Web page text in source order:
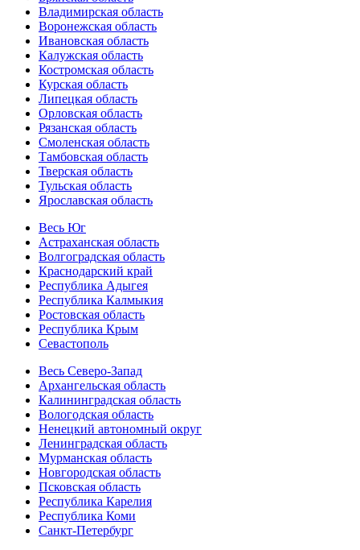
Владимирская область
Воронежская область
Ивановская область
Калужская область
Костромская область
Курская область
Липецкая область
Орловская область
Рязанская область
Смоленская область
Тамбовская область
Тверская область
Тульская область
Ярославская область
Весь Юг
Астраханская область
Волгоградская область
Краснодарский край
Республика Адыгея
Республика Калмыкия
Ростовская область
Республика Крым
Севастополь
Весь Северо-Запад
Архангельская область
Калининградская область
Вологодская область
Ненецкий автономный округ
Ленинградская область
Мурманская область
Новгородская область
Псковская область
Республика Карелия
Республика Коми
Санкт-Петербург